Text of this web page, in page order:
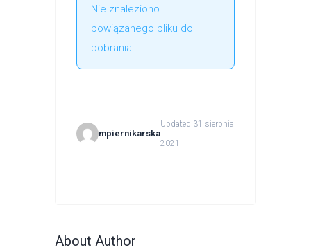
Nie znaleziono
powiązanego pliku do
pobrania!
mpiernikarska
Updated 31 sierpnia
2021
About Author